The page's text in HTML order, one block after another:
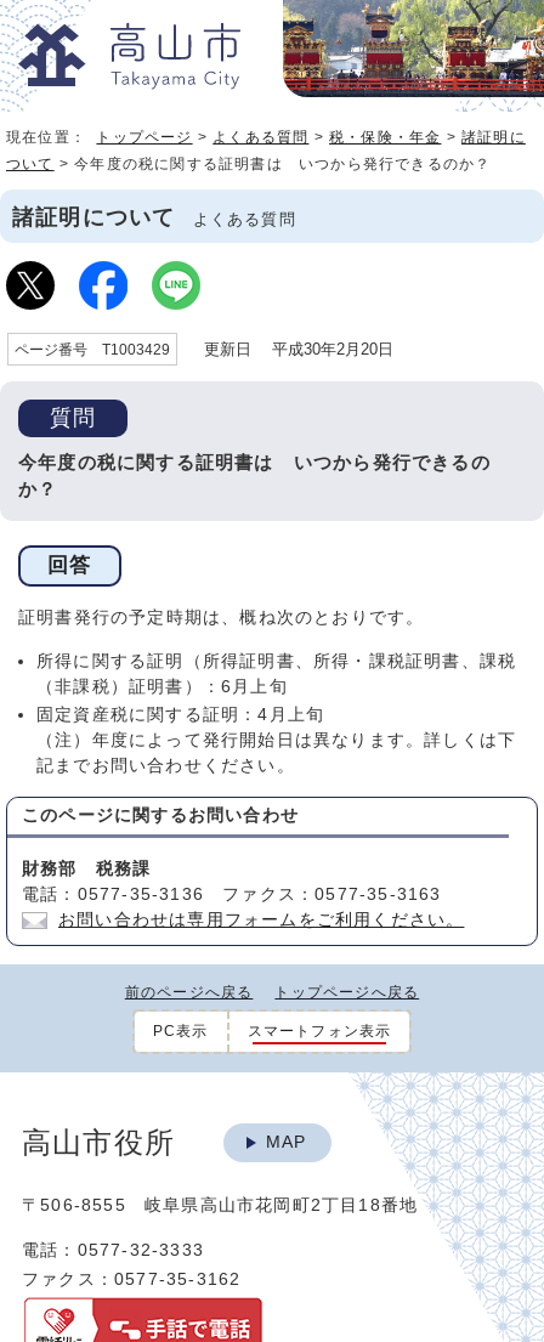
現在位置： トップページ > よくある質問 >税・保険・年金 >諸証明に
ついて > 今年度の税に関する証明書は いつから発行できるのか？
諸証明について よくある質問
ページ番号 T1003429 更新日 平成30年2月20日
質問
今年度の税に関する証明書は いつから発行できるの
か？
回答
証明書発行の予定時期は、概ね次のとおりです。
所得に関する証明（所得証明書、所得・課税証明書、課税
（非課税）証明書）：6月上旬
固定資産税に関する証明：4月上旬
（注）年度によって発行開始日は異なります。詳しくは下
記までお問い合わせください。
このページに関する お問い合わせ
財務部 税務課
電話：0577-35-3136 ファクス：0577-35-3163
お問い合わせは専用フォームをご利用ください。
前のページへ戻る トップページへ戻る
PC表示 スマートフォン表示
高山市役所 MAP
〒506-8555 岐阜県高山市花岡町2丁目18番地
電話：0577-32-3333
ファクス：0577-35-3162